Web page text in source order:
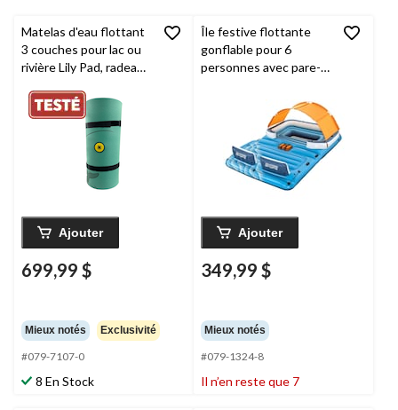
Matelas d'eau flottant
3 couches pour lac ou
rivière Lily Pad, radeau
personnes
Ajouter
699,99 $
Mieux notés Exclusivité
#079-7107-0
8 En Stock
Île festive flottante
gonflable pour 6
personnes avec pare-
Tropical
Breeze, bleu
Ajouter
349,99 $
Mieux notés
#079-1324-8
Il n’en reste que 7